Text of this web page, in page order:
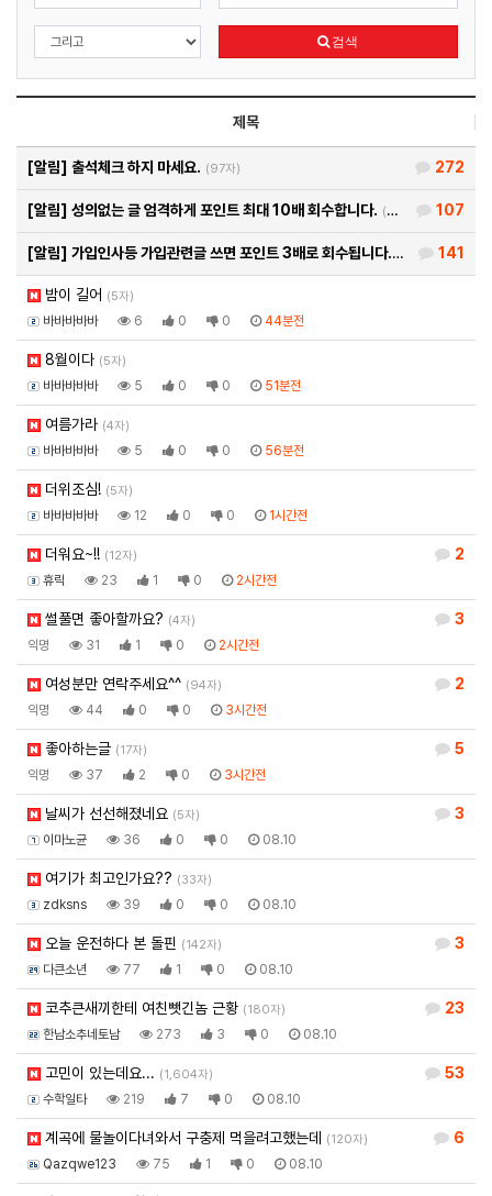
검색
제목
272
[알림] 출석체크 하지 마세요. (97자)
107
[알림] 성의없는 글 엄격하게 포인트 최대 10배 회수합니다. (26자)
141
[알림] 가입인사등 가입관련글 쓰면 포인트 3배로 회수됩니다. (93자)
밤이 길어 (5자)
바바바바바 6 0 0 44분전
8월이다 (5자)
바바바바바 5 0 0 51분전
여름가라 (4자)
바바바바바 5 0 0 56분전
더위조심! (5자)
바바바바바 12 0 0 1시간전
2
더워요~!! (12자)
휴릭 23 1 0 2시간전
3
썰풀면 좋아할까요? (4자)
익명 31 1 0 2시간전
2
여성분만 연락주세요^^ (94자)
익명 44 0 0 3시간전
5
좋아하는글 (17자)
익명 37 2 0 3시간전
3
날씨가 선선해졌네요 (5자)
이마노균 36 0 0 08.10
여기가 최고인가요?? (33자)
zdksns 39 0 0 08.10
3
오늘 운전하다 본 돌핀 (142자)
다큰소년 77 1 0 08.10
23
코추큰새끼한테 여친뺏긴놈 근황 (180자)
한남소추네토남 273 3 0 08.10
53
고민이 있는데요... (1,604자)
수학일타 219 7 0 08.10
6
계곡에 물놀이다녀와서 구충제 먹을려고했는데 (120자)
Qazqwe123 75 1 0 08.10